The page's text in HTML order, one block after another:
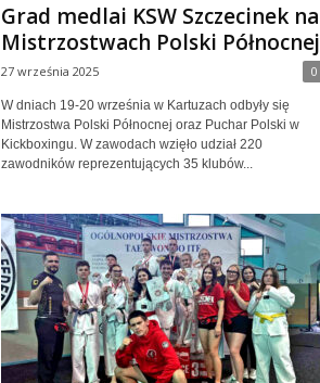
Grad medlai KSW Szczecinek na
Mistrzostwach Polski Północnej
27 września 2025 0
W dniach 19-20 września w Kartuzach odbyły się
Mistrzostwa Polski Północnej oraz Puchar Polski w
Kickboxingu. W zawodach wzięło udział 220
zawodników reprezentujących 35 klubów...